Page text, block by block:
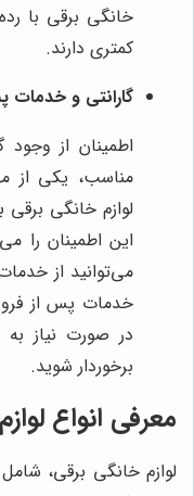
کمتری دارند.
گارانتی و
اطمینان از
مناسب، یکی از
لوازم خانگی برقی
این اطمینان را
می‌توانید از
خدمات پس از
در صورت نیاز به
برخوردار شوید.
معرفی انواع
لوازم خانگی برقی،